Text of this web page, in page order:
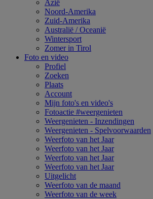
Azië
Noord-Amerika
Zuid-Amerika
Australië / Oceanië
Wintersport
Zomer in Tirol
Foto en video
Profiel
Zoeken
Plaats
Account
Mijn foto's en video's
Fotoactie #weergenieten
Weergenieten - Inzendingen
Weergenieten - Spelvoorwaarden
Weerfoto van het Jaar
Weerfoto van het Jaar
Weerfoto van het Jaar
Weerfoto van het Jaar
Uitgelicht
Weerfoto van de maand
Weerfoto van de week